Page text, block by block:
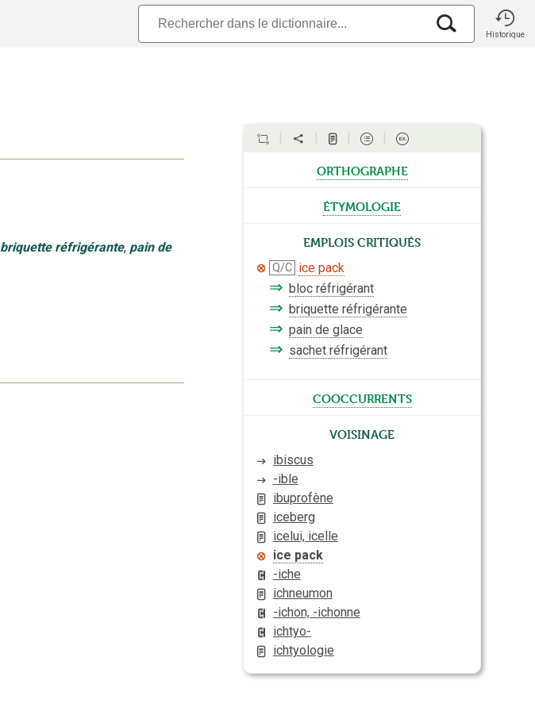
Historique
briquette réfrigérante, pain de
orthographe
étymologie
Emplois critiqués
Q/C ice pack
⇒ bloc réfrigérant
⇒ briquette réfrigérante
⇒ pain de glace
⇒ sachet réfrigérant
cooccurrents
Voisinage
ibiscus
-ible
ibuprofène
iceberg
icelui, icelle
ice pack
-iche
ichneumon
-ichon, -ichonne
ichtyo-
ichtyologie